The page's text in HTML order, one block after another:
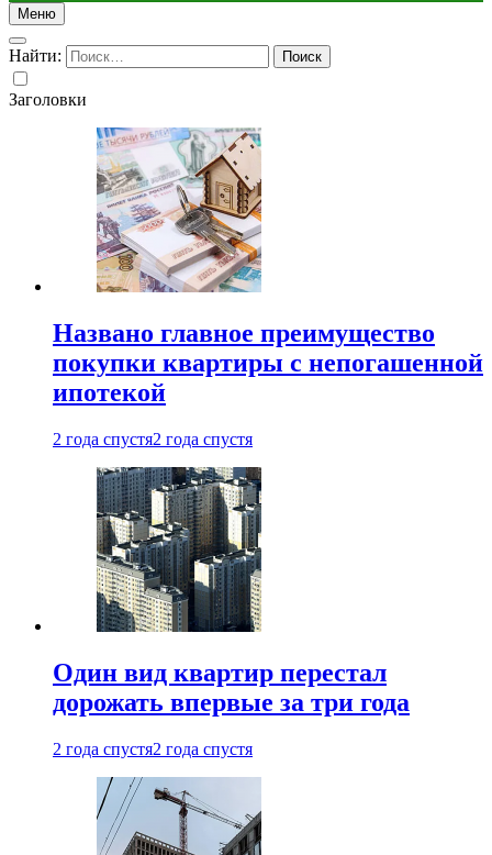
Меню
Найти:
Заголовки
Названо главное преимущество
покупки квартиры с непогашенной
ипотекой
2 года спустя2 года спустя
Один вид квартир перестал
дорожать впервые за три года
2 года спустя2 года спустя